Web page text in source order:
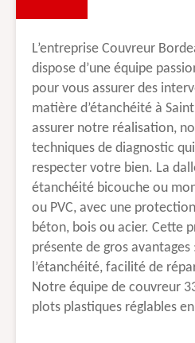
L’entreprise Couvreur
dispose d’une équipe
pour vous assurer des
matière d’étanchéité à
assurer notre réalisation,
techniques de diagnostic
respecter votre bien. La
étanchéité bicouche ou
ou PVC, avec une
béton, bois ou acier. Cette
présente de gros
l’étanchéité, facilité de
Notre équipe de couvreur
plots plastiques réglables